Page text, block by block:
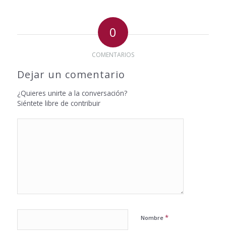
0
COMENTARIOS
Dejar un comentario
¿Quieres unirte a la conversación?
Siéntete libre de contribuir
Nombre *